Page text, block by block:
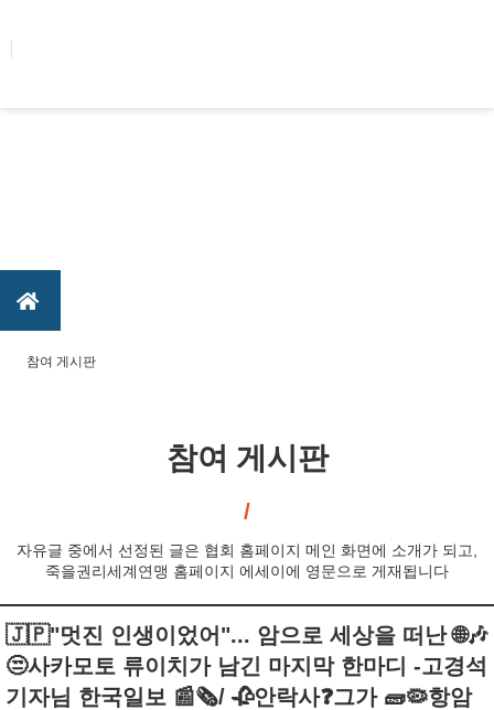
참여 게시판
참여 게시판
자유글 중에서 선정된 글은 협회 홈페이지 메인 화면에 소개가 되고,
죽을권리세계연맹 홈페이지 에세이에 영문으로 게재됩니다
🇯🇵"멋진 인생이었어"... 암으로 세상을 떠난 🌐🎶
😒사카모토 류이치가 남긴 마지막 한마디 -고경석
기자님 한국일보 📰🗞/ 🥀안락사❓그가 🧱🦠항암